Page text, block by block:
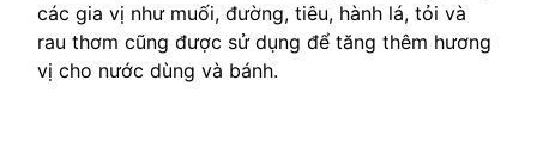
các gia vị như muối, đường, tiêu, hành lá, tỏi và
rau thơm cũng được sử dụng để tăng thêm hương
vị cho nước dùng và bánh.